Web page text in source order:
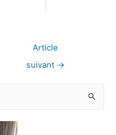
Article
suivant →